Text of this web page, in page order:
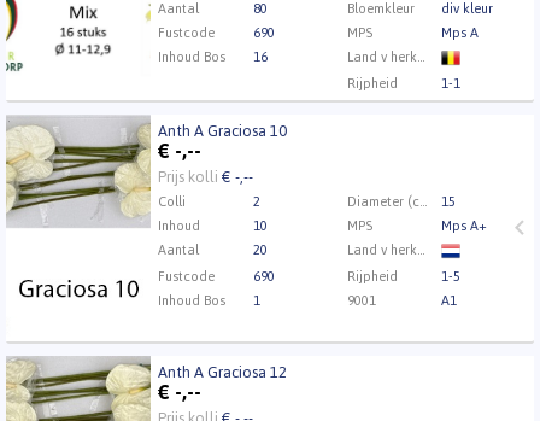
Aantal
80 Bloemkleur
div kleur
Fustcode
690 MPS
Mps A
Inhoud Bos
16
Rijpheid
1-1
9001
A1
Kweker
AnthurMiddendorp
Anth A Graciosa 10
€ -,--
Prijs kolli € -,--
Colli 2
15
Inhoud
10 MPS
Mps A+
Aantal
20
Fustcode
690 Rijpheid
1-5
Inhoud Bos
1 9001 A1
Anth A Graciosa 10
Eerst Inloggen a.u.b.Klik hier om in te loggen.
Anth A Graciosa 12
€ -,--
Prijs kolli € -,--
Anth A Graciosa 12
Eerst Inloggen a.u.b.Klik hier om in te loggen.